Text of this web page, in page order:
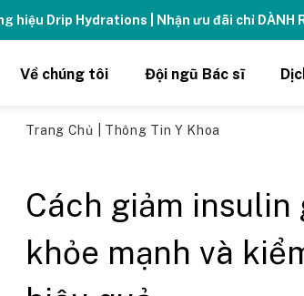
hiệu Drip Hydrations | Nhận ưu đãi chỉ DÀNH
Về chúng tôi Đội ngũ Bác sĩ
Trang Chủ Thông Tin Y Khoa
Cách giảm insulin
khỏe mạnh và